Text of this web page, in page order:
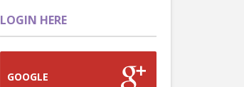
LOGIN HERE
GOOGLE